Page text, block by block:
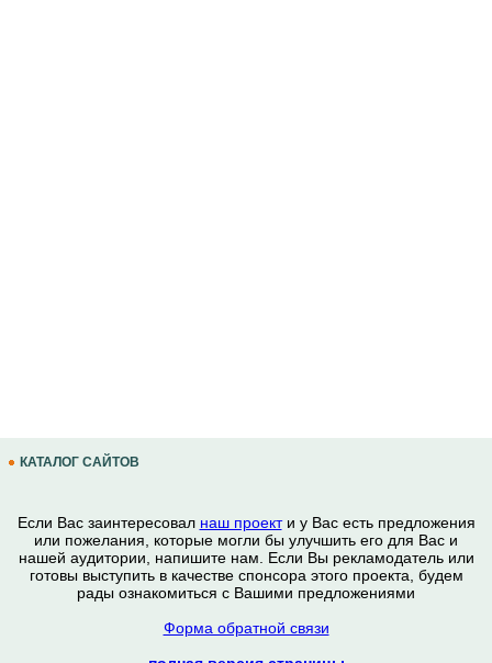
КАТАЛОГ САЙТОВ
Если Вас заинтересовал наш проекти у Вас есть предложения
или пожелания, которые могли бы улучшить его для Вас и
нашей аудитории, напишите нам. Если Вы рекламодатель или
готовы выступить в качестве спонсора этого проекта, будем
рады ознакомиться с Вашими предложениями
Форма обратной связи